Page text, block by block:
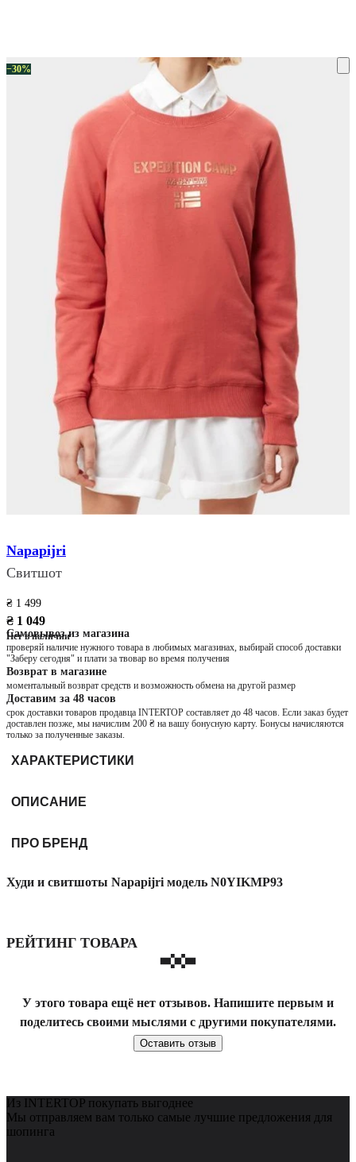
−30%
Napapijri
Свитшот
₴ 1 499
₴ 1 049
Нет в наличии
Самовывоз из магазина
проверяй наличие нужного товара в любимых магазинах, выбирай способ доставки
"Заберу сегодня" и плати за твовар во время получения
Возврат в магазине
моментальный возврат средств и возможность обмена на другой размер
Доставим за 48 часов
срок доставки товаров продавца INTERTOP составляет до 48 часов. Если заказ будет
доставлен позже, мы начислим 200 ₴ на вашу бонусную карту. Бонусы начисляются
только за полученные заказы.
ХАРАКТЕРИСТИКИ
ОПИСАНИЕ
ПРО БРЕНД
Худи и свитшоты Napapijri модель N0YIKMP93
РЕЙТИНГ ТОВАРА
У этого товара ещё нет отзывов. Напишите первым и
поделитесь своими мыслями с другими покупателями.
Оставить отзыв
Из INTERTOP покупать выгоднее
Мы отправляем вам только самые лучшие предложения для
шопинга